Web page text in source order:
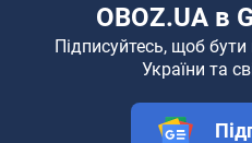
OBOZ.UA в
Підписуйтесь, щоб бути
України та